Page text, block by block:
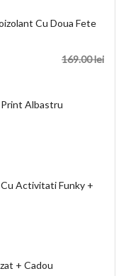
Cu Doua Fete
169.00lei
Albastru
Activitati Funky +
+ Cadou